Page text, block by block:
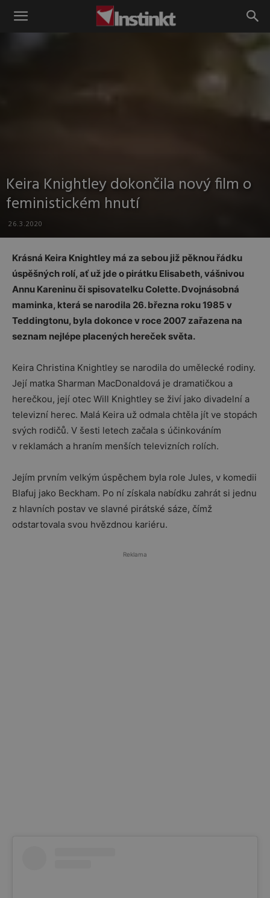
Instinkt
Keira Knightley dokončila nový film o
feministickém hnutí
26.3.2020
Krásná Keira Knightley má za sebou již pěknou řádku
úspěšných rolí, ať už jde o pirátku Elisabeth, vášnivou
Annu Kareninu či spisovatelku Colette. Dvojnásobná
maminka, která se narodila 26. března roku 1985 v
Teddingtonu, byla dokonce v roce 2007 zařazena na
seznam nejlépe placených hereček světa.
Keira Christina Knightley se narodila do umělecké rodiny.
Její matka Sharman MacDonaldová je dramatičkou a
herečkou, její otec Will Knightley se živí jako divadelní a
televizní herec. Malá Keira už odmala chtěla jít ve stopách
svých rodičů. V šesti letech začala s účinkováním
v reklamách a hraním menších televizních rolích.
Jejím prvním velkým úspěchem byla role Jules, v komedii
Blafuj jako Beckham. Po ní získala nabídku zahrát si jednu
z hlavních postav ve slavné pirátské sáze, čímž
odstartovala svou hvězdnou kariéru.
Reklama